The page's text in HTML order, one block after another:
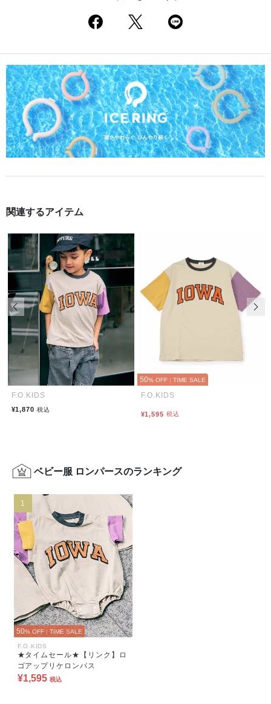
関連するアイテム
F.O.KIDS
¥1,870税込
50% OFF | TIME SALE
F.O.KIDS
¥1,595 税込
前の画像 次
ベビー服 ロンパースのランキング
1
50% OFF | TIME SALE
F.O.KIDS
★タイムセール★【リンク】ロ
ゴアップリケロンパス
¥1,595 税込